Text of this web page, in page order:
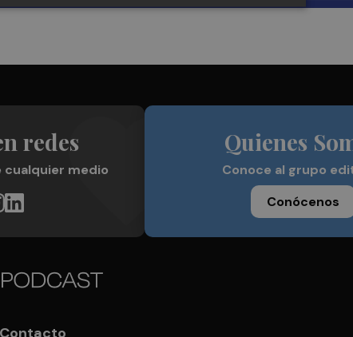
redes
cualquier medio
Quienes
Conoce al grupo
Conócenos
Contacto